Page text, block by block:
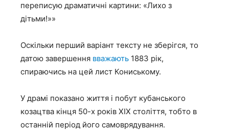
переписую драматичні картини: «Лихо з
дітьми!»»
Оскільки перший варіант тексту не зберігся, то
датою завершення вважають 1883 рік,
спираючись на цей лист Кониському.
У драмі показано життя і побут кубанського
козацтва кінця 50-х років ХІХ століття, тобто в
останній період його самоврядування.